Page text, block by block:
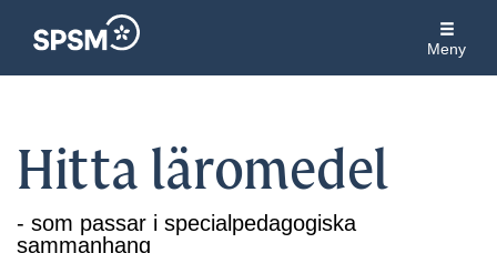
Meny
Hitta läromedel
- som passar i specialpedagogiska
sammanhang